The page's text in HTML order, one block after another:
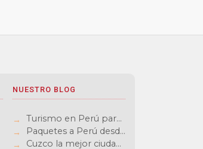
NUESTRO BLOG
Turismo en Perú para
mexicanos: Cultura,
aventura y sabores
Paquetes a Perú desde
Colombia: vuelos
Cuzco la mejor ciudad